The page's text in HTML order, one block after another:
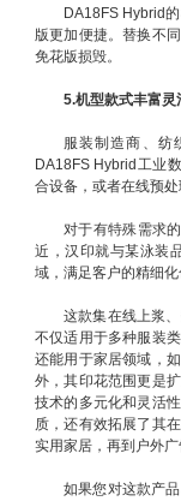
DA18FS Hybrid
版更加便捷。替换不
免花版损毁。
5.机型款式丰富灵
服装制造商、纺
DA18FS Hybrid工业
合设备，或者在线预
对于有特殊需求
近，汉印就与某泳装
域，满足客户的精细化
这款集在线上浆
不仅适用于多种服装
还能用于家居领域，
外，其印花范围更是
技术的多元化和灵活
质，还有效拓展了其
实用家居，再到户外广
如果您对这款产